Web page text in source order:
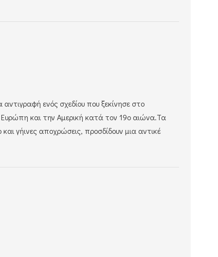
αντιγραφή ενός σχεδίου που ξεκίνησε στο
Ευρώπη και την Αμερική κατά τον 19ο αιώνα.Τα
γήινες αποχρώσεις, προσδίδουν μια αντικέ